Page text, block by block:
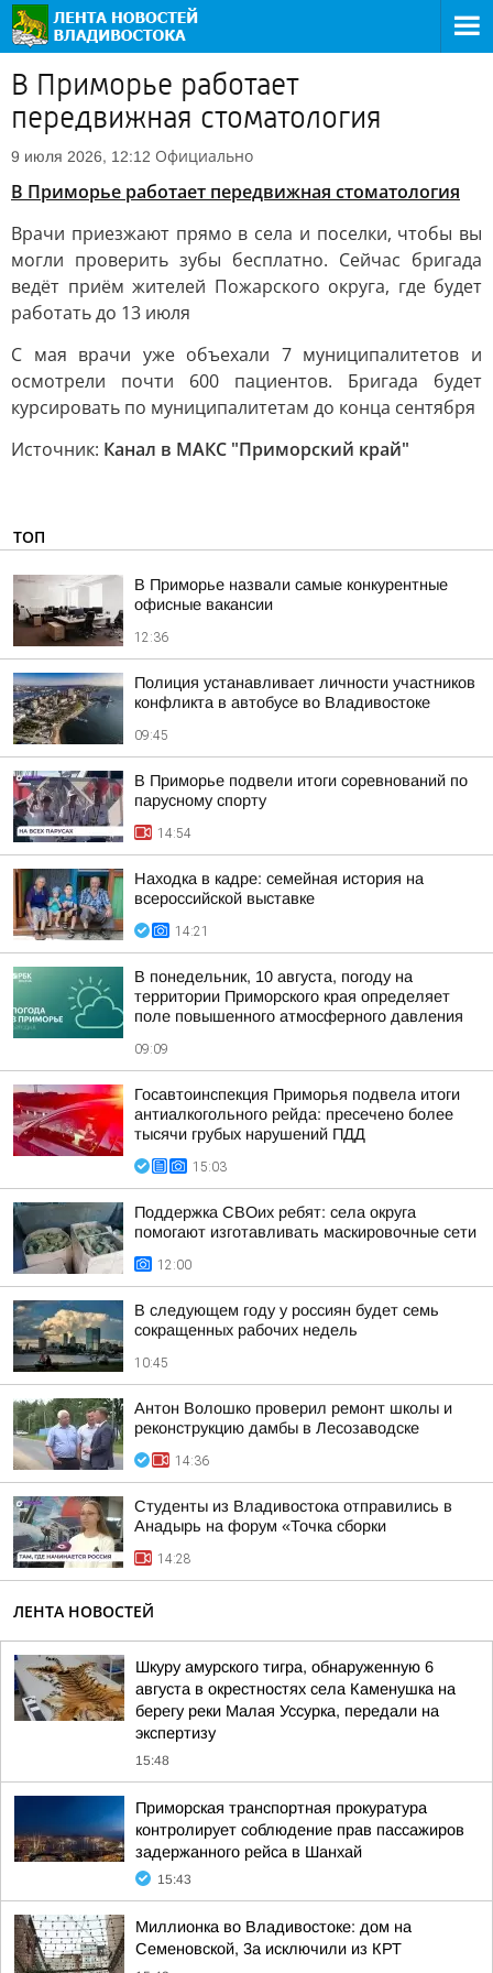
В Приморье работает
передвижная стоматология
9 июля 2026, 12:12 Официально
В Приморье работает передвижная стоматология
Врачи приезжают прямо в села и поселки, чтобы вы
могли проверить зубы бесплатно. Сейчас бригада
ведёт приём жителей Пожарского округа, где будет
работать до 13 июля
С мая врачи уже объехали 7 муниципалитетов и
осмотрели почти 600 пациентов. Бригада будет
курсировать по муниципалитетам до конца сентября
Источник: Канал в МАКС "Приморский край"
ТОП
В Приморье назвали самые конкурентные
офисные вакансии
12:36
Полиция устанавливает личности участников
конфликта в автобусе во Владивостоке
09:45
В Приморье подвели итоги соревнований по
парусному спорту
14:54
Находка в кадре: семейная история на
всероссийской выставке
14:21
В понедельник, 10 августа, погоду на
территории Приморского края определяет
поле повышенного атмосферного давления
09:09
Госавтоинспекция Приморья подвела итоги
антиалкогольного рейда: пресечено более
тысячи грубых нарушений ПДД
15:03
Поддержка СВОих ребят: села округа
помогают изготавливать маскировочные сети
12:00
В следующем году у россиян будет семь
сокращенных рабочих недель
10:45
Антон Волошко проверил ремонт школы и
реконструкцию дамбы в Лесозаводске
14:36
Студенты из Владивостока отправились в
Анадырь на форум «Точка сборки
14:28
ЛЕНТА НОВОСТЕЙ
Шкуру амурского тигра, обнаруженную 6
августа в окрестностях села Каменушка на
берегу реки Малая Уссурка, передали на
экспертизу
15:48
Приморская транспортная прокуратура
контролирует соблюдение прав пассажиров
задержанного рейса в Шанхай
15:43
Миллионка во Владивостоке: дом на
Семеновской, 3а исключили из КРТ